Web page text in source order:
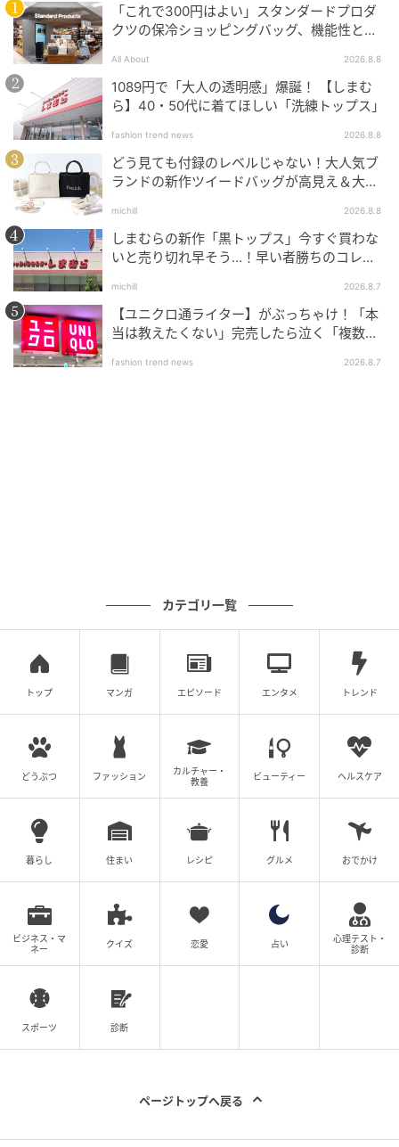
「これで300円はよい」スタンダードプロダ
クツの保冷ショッピングバッグ、機能性とデ
All About 2026.8.8
1089円で「大人の透明感」爆誕！ 【しまむ
ら】40・50代に着てほしい「洗練トップス」
fashion trend news 2026.8.8
どう見ても付録のレベルじゃない！大人気ブ
ランドの新作ツイードバッグが高見え＆大容
michill 2026.8.8
しまむらの新作「黒トップス」今すぐ買わな
いと売り切れ早そう…！早い者勝ちのコレ買
michill 2026.8.7
【ユニクロ通ライター】がぶっちゃけ！「本
当は教えたくない」完売したら泣く「複数買
fashion trend news 2026.8.7
カテゴリ一覧
トップ マンガ エピソード エンタメ トレンド
どうぶつ ファッション
カルチャー・
教養
ビューティー ヘルスケア
暮らし 住まい レシピ グルメ おでかけ
ビジネス・マ
ネー
クイズ 恋愛 占い
心理テスト・
診断
スポーツ 診断
ページトップへ戻る